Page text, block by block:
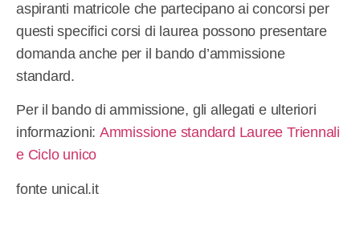
aspiranti matricole che partecipano ai concorsi per
questi specifici corsi di laurea possono presentare
domanda anche per il bando d’ammissione
standard.
Per il bando di ammissione, gli allegati e ulteriori
informazioni: Ammissione standard Lauree Triennali
e Ciclo unico
fonte unical.it